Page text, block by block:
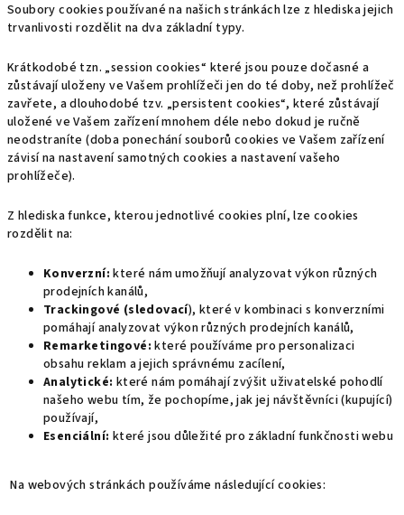
Soubory cookies používané na našich stránkách lze z hlediska jejich
trvanlivosti rozdělit na dva základní typy.
Krátkodobé tzn. „session cookies“ které jsou pouze dočasné a
zůstávají uloženy ve Vašem prohlížeči jen do té doby, než prohlížeč
zavřete, a dlouhodobé tzv. „persistent cookies“, které zůstávají
uložené ve Vašem zařízení mnohem déle nebo dokud je ručně
neodstraníte (doba ponechání souborů cookies ve Vašem zařízení
závisí na nastavení samotných cookies a nastavení vašeho
prohlížeče).
Z hlediska funkce, kterou jednotlivé cookies plní, lze cookies
rozdělit na:
Konverzní: které nám umožňují analyzovat výkon různých
prodejních kanálů,
Trackingové (sledovací), které v kombinaci s konverzními
pomáhají analyzovat výkon různých prodejních kanálů,
Remarketingové: které používáme pro personalizaci
obsahu reklam a jejich správnému zacílení,
Analytické: které nám pomáhají zvýšit uživatelské pohodlí
našeho webu tím, že pochopíme, jak jej návštěvníci (kupující)
používají,
Esenciální: které jsou důležité pro základní funkčnosti webu
Na webových stránkách používáme následující cookies: